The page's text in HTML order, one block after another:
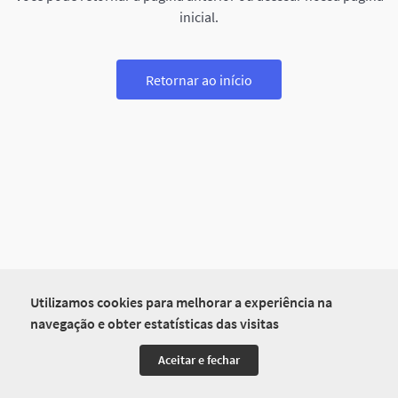
Utilizamos cookies para melhorar a experiência na
navegação e obter estatísticas das visitas
Aceitar e fechar
inicial.
Retornar ao início